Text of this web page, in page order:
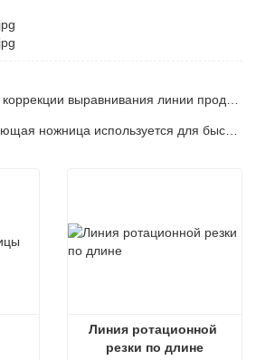
Линия ротационной
резки по длине